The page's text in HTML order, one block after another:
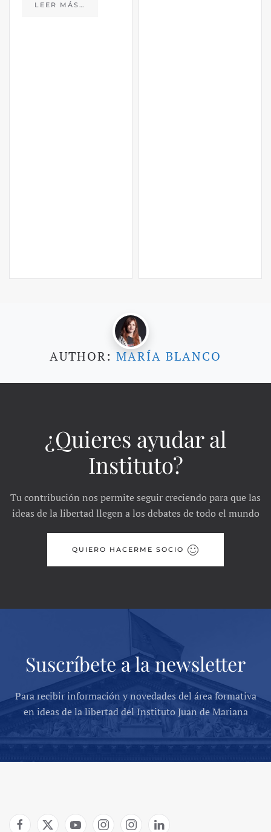
LEER MÁS…
AUTHOR: MARÍA BLANCO
¿Quieres ayudar al
Instituto?
Tu contribución nos permite seguir creciendo para que las
ideas de la libertad llegen a los debates de todo el mundo
QUIERO HACERME SOCIO
Suscríbete a la newsletter
Para recibir información y novedades del área formativa
en ideas de la libertad del Instituto Juan de Mariana